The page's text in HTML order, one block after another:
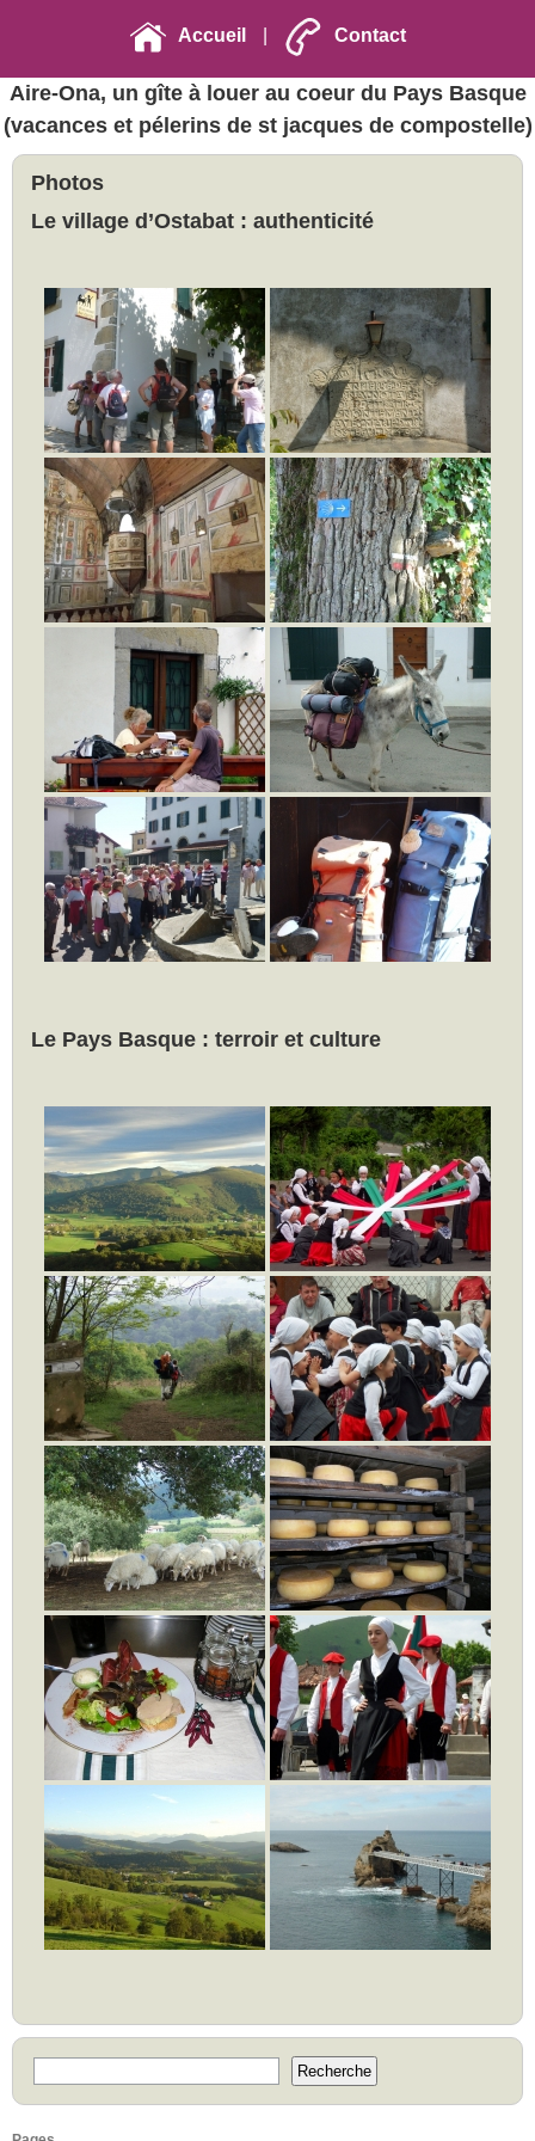
Accueil Contact
Aire-Ona, un gîte à louer au coeur du Pays Basque
(vacances et pélerins de st jacques de compostelle)
Photos
Le village d’Ostabat : authenticité
Le Pays Basque : terroir et culture